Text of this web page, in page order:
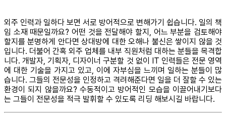
외주 인력과 일하다 보면 서로 방어적으로 변해가기 쉽습니다. 일의 책
임 소재 때문일까요? 어떤 것을 전달해야 할지, 어느 부분을 검토해야
할지를 분명하게 안다면 상대방에 대한 오해나 불신은 쌓이지 않을 것
입니다. 더불어 간혹 외주 업체를 내부 직원처럼 대하는 분들을 목격합
니다. 개발자, 기획자, 디자이너 구분할 것 없이 IT 인력들은 전문 영역
에 대한 기술을 가지고 있고, 이에 자부심을 느끼며 일하는 분들이 많
습니다. 그들의 전문성을 인정하고 격려해준다면 일을 더 잘할 수 있는
환경이 되지 않을까요? 수동적이고 방어적인 모습을 이끌어내기보다
는 그들이 전문성을 적극 발휘할 수 있도록 리딩 해보시길 바랍니다.